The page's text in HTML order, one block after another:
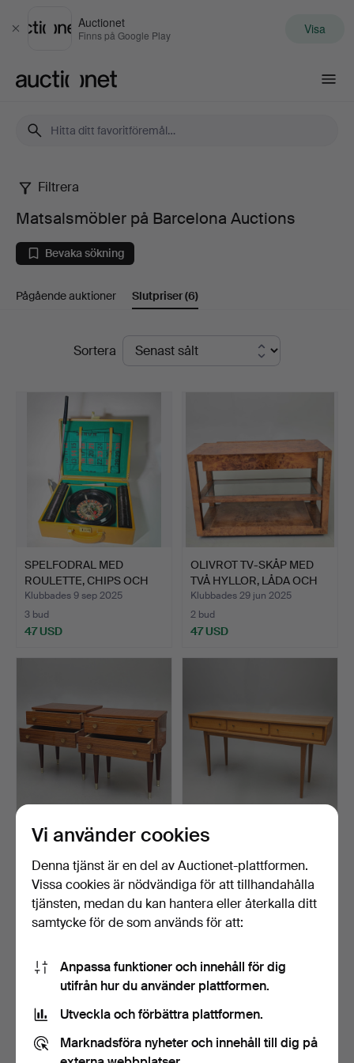
Stäng
Auctionet
Finns på Google Play Visa
Matsalsmöbler
på
Barcelona
Auctions
Filtrera
Matsalsmöbler på Barcelona Auctions
Bevaka sökning
Pågående auktioner Slutpriser(6)
SlutpriserSortera
SPELFODRAL MED
ROULETTE, CHIPS OCH
EN NUMM…
Klubbades 9 sep 2025
3 bud
47 USD
OLIVROT TV-SKÅP MED
TVÅ HYLLOR, LÅDA OCH
H…
Klubbades 29 jun 2025
2 bud
47 USD
PAR SIDOBORD.
ROTPLÄTERAD MED
GYLLENE MÄSS…
Klubbades 16 sep 2024
1 bud
35 USD
WK-KONSOL. MÖBLER I
VALNÖTSTRÄ. 60-70 ÅR.
Klubbades 31 mar 2024
11 bud
474 USD
Vi använder cookies
Denna tjänst är en del av Auctionet-plattformen.
Vissa cookies är nödvändiga för att tillhandahålla
tjänsten, medan du kan hantera eller återkalla ditt
samtycke för de som används för att:
Anpassa funktioner och innehåll för dig
utifrån hur du använder plattformen.
Utveckla och förbättra plattformen.
Marknadsföra nyheter och innehåll till dig på